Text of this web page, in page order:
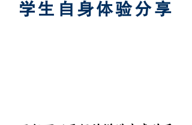
​学生自身体验分享